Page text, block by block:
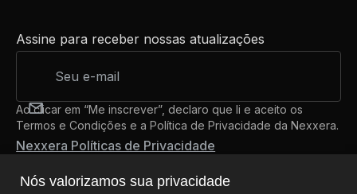
Assine para receber nossas atualizações
Ao clicar em “Me inscrever”, declaro que li e aceito os
Termos e Condições e a Política de Privacidade da Nexxera.
Nexxera Políticas de Privacidade
Nós valorizamos sua privacidade